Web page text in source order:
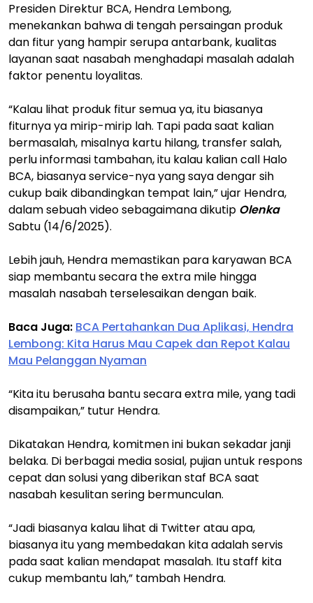
Presiden Direktur BCA, Hendra Lembong,
menekankan bahwa di tengah persaingan produk
dan fitur yang hampir serupa antarbank, kualitas
layanan saat nasabah menghadapi masalah adalah
faktor penentu loyalitas.
“Kalau lihat produk fitur semua ya, itu biasanya
fiturnya ya mirip-mirip lah. Tapi pada saat kalian
bermasalah, misalnya kartu hilang, transfer salah,
perlu informasi tambahan, itu kalau kalian call Halo
BCA, biasanya service-nya yang saya dengar sih
cukup baik dibandingkan tempat lain,” ujar Hendra,
dalam sebuah video sebagaimana dikutip Olenka
Sabtu (14/6/2025).
Lebih jauh, Hendra memastikan para karyawan BCA
siap membantu secara the extra mile hingga
masalah nasabah terselesaikan dengan baik.
Baca Juga: BCA Pertahankan Dua Aplikasi, Hendra
Lembong: Kita Harus Mau Capek dan Repot Kalau
Mau Pelanggan Nyaman
“Kita itu berusaha bantu secara extra mile, yang tadi
disampaikan,” tutur Hendra.
Dikatakan Hendra, komitmen ini bukan sekadar janji
belaka. Di berbagai media sosial, pujian untuk respons
cepat dan solusi yang diberikan staf BCA saat
nasabah kesulitan sering bermunculan.
“Jadi biasanya kalau lihat di Twitter atau apa,
biasanya itu yang membedakan kita adalah servis
pada saat kalian mendapat masalah. Itu staff kita
cukup membantu lah,” tambah Hendra.